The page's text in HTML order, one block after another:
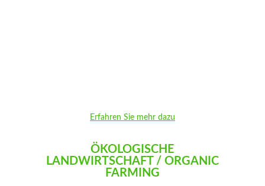
Erfahren Sie mehr dazu
ÖKOLOGISCHE
LANDWIRTSCHAFT / ORGANIC
FARMING